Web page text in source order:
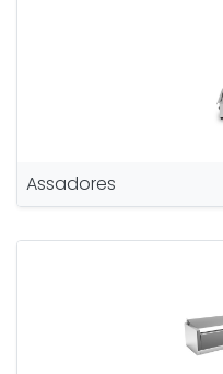
Assadores